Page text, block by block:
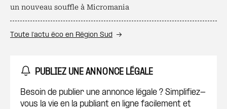
un nouveau souffle à Micromania
Toute l’actu éco en Région Sud
PUBLIEZ UNE ANNONCE LÉGALE
Besoin de publier une annonce légale ? Simplifiez-
vous la vie en la publiant en ligne facilement et